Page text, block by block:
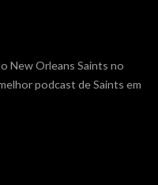
New Orleans Saints no
podcast de Saints em